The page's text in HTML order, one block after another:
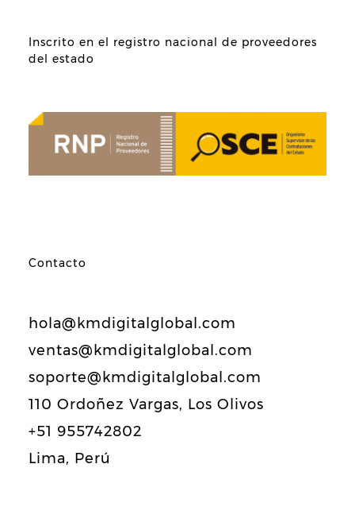
Inscrito en el registro nacional de proveedores
del estado
Contacto
hola@kmdigitalglobal.com
ventas@kmdigitalglobal.com
soporte@kmdigitalglobal.com
110 Ordoñez Vargas, Los Olivos
+51 955742802
Lima, Perú